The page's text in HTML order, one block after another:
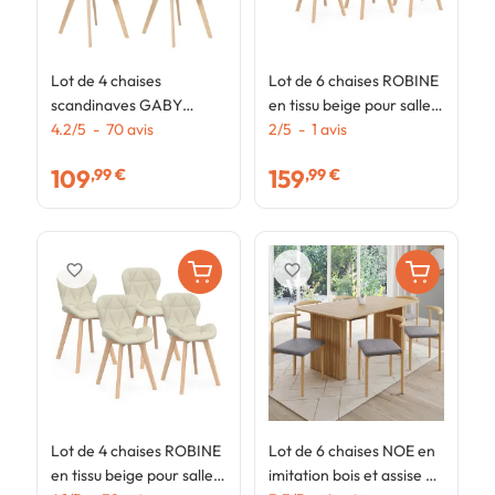
Lot de 4 chaises
scandinaves GABY
bleues en tissu pour salle
4.2/5 - 70avis
109,99 €
Lot de 4 chaises ROBINE
en tissu beige pour salle à
favorite_border
Lot de 6 chaises ROBINE
en tissu beige pour salle à
manger
2/5 - 1 avis
159,99 €
Lot de 6 chaises NOE en
imitation bois et assise en
favorite_border